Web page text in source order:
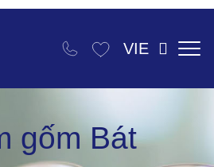
VIE
gốm Bát